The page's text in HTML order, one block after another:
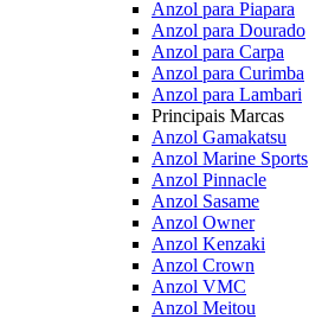
Anzol para Piapara
Anzol para Dourado
Anzol para Carpa
Anzol para Curimba
Anzol para Lambari
Principais Marcas
Anzol Gamakatsu
Anzol Marine Sports
Anzol Pinnacle
Anzol Sasame
Anzol Owner
Anzol Kenzaki
Anzol Crown
Anzol VMC
Anzol Meitou